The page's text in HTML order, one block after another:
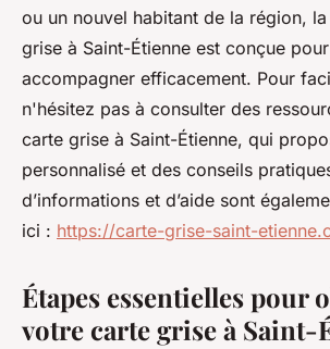
ou un nouvel habitant de la région,
grise à Saint-Étienne est conçue
accompagner efficacement. Pour
n'hésitez pas à consulter des
carte grise à Saint-Étienne, qui
personnalisé et des conseils
d’informations et d’aide sont
ici : https://carte-grise-saint-
Étapes essentielles pour
votre carte grise à Saint-